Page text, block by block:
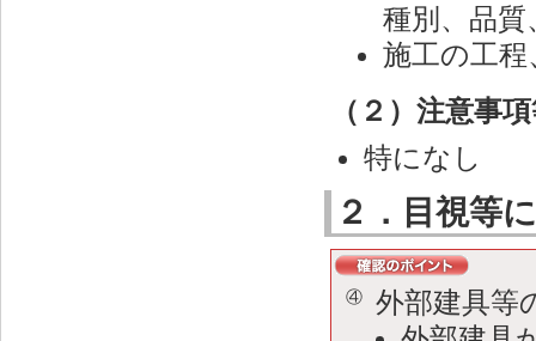
種別、品質
施工の工程
（２）注意事
特になし
２．目視等
④
外部建具等